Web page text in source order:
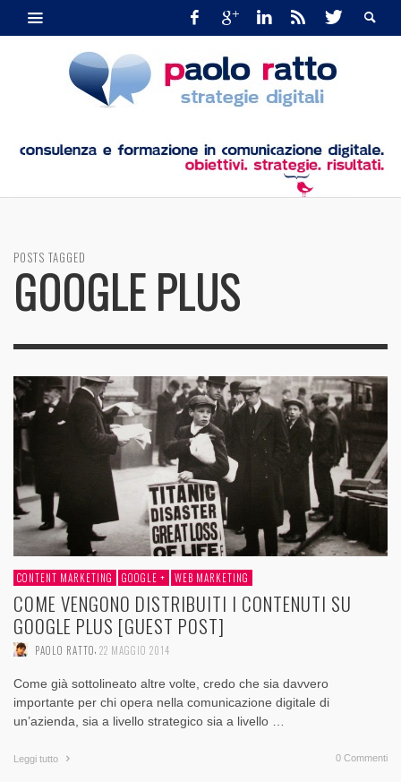
POSTS TAGGED
GOOGLE PLUS
CONTENT MARKETING GOOGLE + WEB MARKETING
COME VENGONO DISTRIBUITI I CONTENUTI SU
GOOGLE PLUS [GUEST POST]
PAOLO RATTO 22 MAGGIO 2014
Come già sottolineato altre volte, credo che sia davvero
importante per chi opera nella comunicazione digitale di
un’azienda, sia a livello strategico sia a livello …
Leggi tutto 0 Commenti